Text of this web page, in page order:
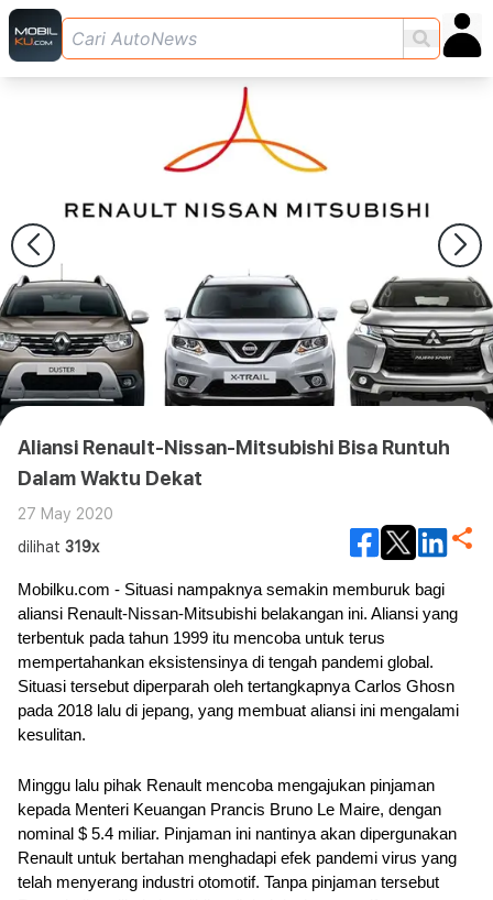
Aliansi Renault-Nissan-Mitsubishi Bisa Runtuh
Dalam Waktu Dekat
27 May 2020
dilihat 319x
Mobilku.com - Situasi nampaknya semakin memburuk bagi
aliansi Renault-Nissan-Mitsubishi belakangan ini. Aliansi yang
terbentuk pada tahun 1999 itu mencoba untuk terus
mempertahankan eksistensinya di tengah pandemi global.
Situasi tersebut diperparah oleh tertangkapnya Carlos Ghosn
pada 2018 lalu di jepang, yang membuat aliansi ini mengalami
kesulitan.
Minggu lalu pihak Renault mencoba mengajukan pinjaman
kepada Menteri Keuangan Prancis Bruno Le Maire, dengan
nominal $ 5.4 miliar. Pinjaman ini nantinya akan dipergunakan
Renault untuk bertahan menghadapi efek pandemi virus yang
telah menyerang industri otomotif. Tanpa pinjaman tersebut